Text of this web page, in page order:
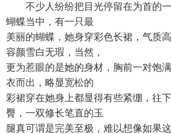
不少人纷纷把目光停留在为首的一
蝴蝶当中，有一只最
美丽的蝴蝶，她身穿彩色长裙，气质
容颜雪白无瑕，当然，
更为惹眼的是她的身材，胸前一对饱
衣而出，略显宽松的
彩裙穿在她身上都显得有些紧绷，往
臀，一双修长笔直的玉
腿真可谓是完美至极，难以想像如果